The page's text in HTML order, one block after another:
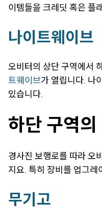
이템들을 크레딧 혹은 플
나이트웨이브
오비터의 상단 구역에서
트웨이브가 열립니다. 나
있습니다.
하단 구역
경사진 보행로를 따라 오
지요. 특히 장비를 업그레
무기고